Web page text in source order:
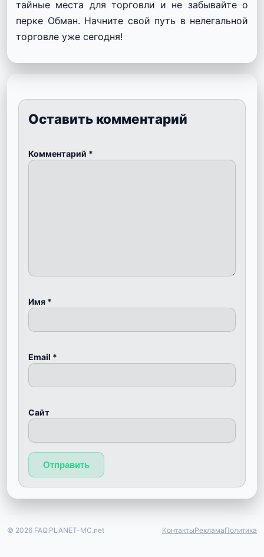
тайные места для торговли и не забывайте о
перке Обман. Начните свой путь в нелегальной
торговле уже сегодня!
Оставить комментарий
Комментарий *
Имя *
Email *
Сайт
© 2026 FAQ.PLANET-MC.net КонтактыРекламаПолитика